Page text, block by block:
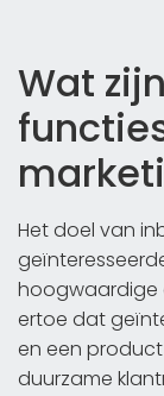
Wat
Het doel van
hoogwaardige
ertoe dat
en een product
duurzame